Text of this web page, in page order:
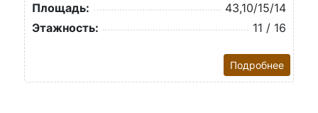
Площадь:
43,10/15/14
Этажность:
11 / 16
Подробнее